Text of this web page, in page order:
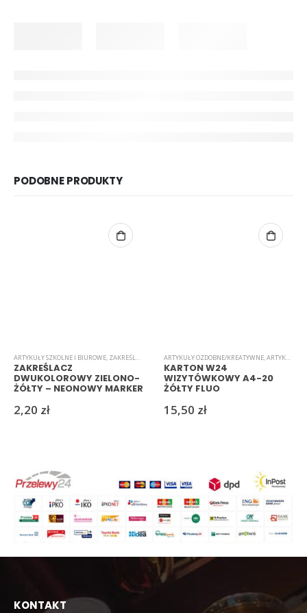
PODOBNE PRODUKTY
ARTYKUŁY SZKOLNE I BIUROWE, ZAKREŚLACZE
ZAKREŚLACZ
DWUKOLOROWY ZIELONO-
ŻÓŁTY – NEONOWY MARKER
2,20 zł
ARTYKUŁY OZDOBNE/KREATYWNE,ARTYKUŁY SZKOLNE I BIUROWE
KARTON W24
WIZYTÓWKOWY A4-20
ŻÓŁTY FLUO
15,50 zł
KONTAKT